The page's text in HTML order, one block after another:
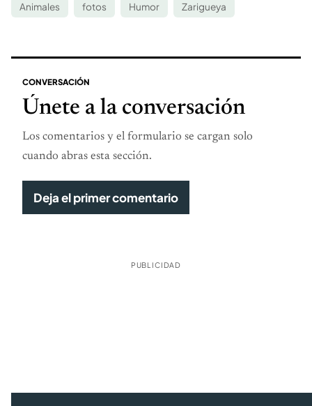
Animales fotos Humor Zarigueya
CONVERSACIÓN
Únete a la conversación
Los comentarios y el formulario se cargan solo
cuando abras esta sección.
Deja el primer comentario
PUBLICIDAD